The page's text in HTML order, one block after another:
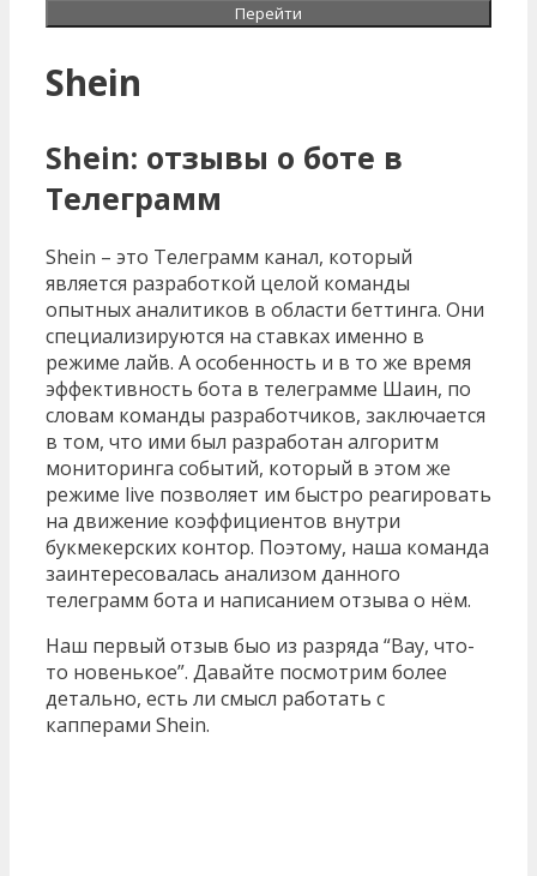
Перейти
Shein
Shein: отзывы о боте в
Телеграмм
Shein – это Телеграмм канал, который
является разработкой целой команды
опытных аналитиков в области беттинга. Они
специализируются на ставках именно в
режиме лайв. А особенность и в то же время
эффективность бота в телеграмме Шаин, по
словам команды разработчиков, заключается
в том, что ими был разработан алгоритм
мониторинга событий, который в этом же
режиме live позволяет им быстро реагировать
на движение коэффициентов внутри
букмекерских контор. Поэтому, наша команда
заинтересовалась анализом данного
телеграмм бота и написанием отзыва о нём.
Наш первый отзыв быо из разряда “Вау, что-
то новенькое”. Давайте посмотрим более
детально, есть ли смысл работать с
капперами Shein.